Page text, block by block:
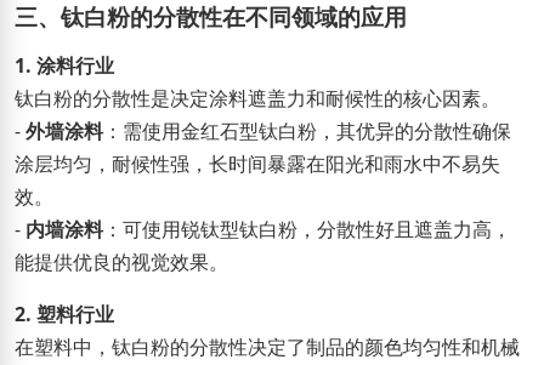
三、钛白粉的分散性在不同领域的应用
1. 涂料行业
钛白粉的分散性是决定涂料遮盖力和耐候性的核心因素。
-外墙涂料：需使用金红石型钛白粉，其优异的分散性确保
涂层均匀，耐候性强，长时间暴露在阳光和雨水中不易失
效。
- 内墙涂料：可使用锐钛型钛白粉，分散性好且遮盖力高，
能提供优良的视觉效果。
2. 塑料行业
在塑料中，钛白粉的分散性决定了制品的颜色均匀性和机械